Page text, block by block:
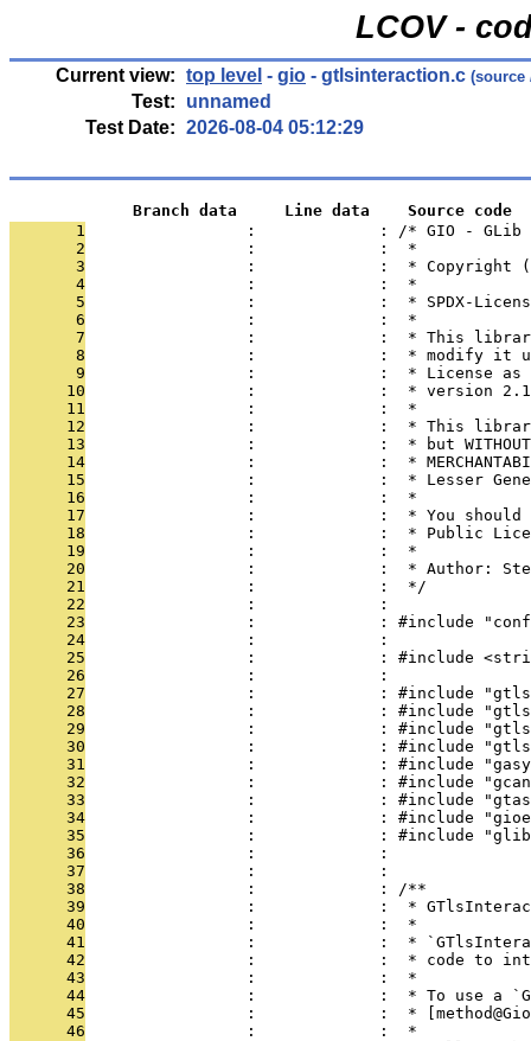
LCOV -
Current view: top level - gio - gtlsinteraction.c
Test:
unnamed
Test Date: 2026-08-04 05:12:29
             Branch data     Line data    Source code
       1
:             : /* GIO -
       2
                 :             :  *
       3
:             :  * Copyright
       4
                 :             :  *
       5
:             :  * SPDX-
       6
                 :             :  *
       7
:             :  * This
       8
:             :  * modify it
       9
:             :  * License
      10
:             :  * version
      11
                 :             :  *
      12
:             :  * This
      13
:             :  * but
      14
:             :  *
      15
:             :  * Lesser
      16
                 :             :  *
      17
:             :  * You
      18
:             :  * Public
      19
                 :             :  *
      20
:             :  * Author:
      21
                 :             :  */
      22
                 :             :
      23
:             : #include
      24
                 :             :
      25
:             : #include
      26
                 :             :
      27
:             : #include
      28
:             : #include
      29
:             : #include
      30
:             : #include
      31
:             : #include
      32
:             : #include
      33
:             : #include
      34
:             : #include
      35
:             : #include
      36
                 :             :
      37
                 :             :
      38
                 :             : /**
      39
:             :  *
      40
                 :             :  *
      41
:             :  *
      42
:             :  * code to
      43
                 :             :  *
      44
:             :  * To use a
      45
:             :  *
      46
                 :             :  *